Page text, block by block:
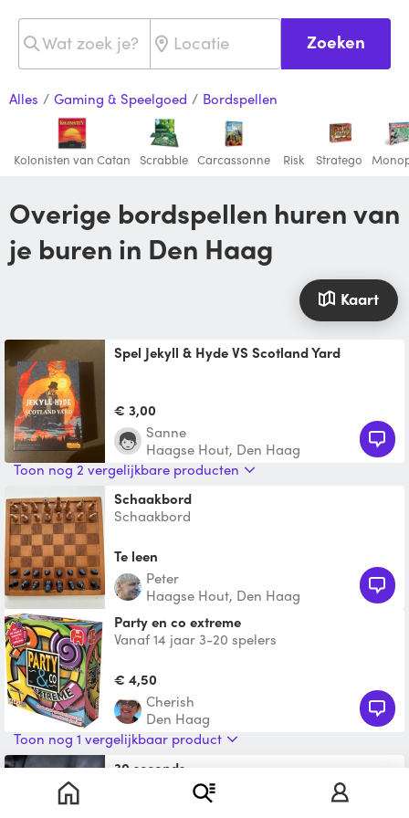
Zoeken
Alles / Gaming & Speelgoed / Bordspellen
Kolonisten van Catan Scrabble Carcassonne Risk Stratego
Overige bordspellen huren van
je buren in Den Haag
Kaart
Spel Jekyll & Hyde VS Scotland Yard
€ 3,00
Sanne
Haagse Hout, Den Haag
Toon nog 2 vergelijkbare producten
Schaakbord
Schaakbord
Te leen
Peter
Haagse Hout, Den Haag
Party en co extreme
Vanaf 14 jaar 3-20 spelers
€ 4,50
Cherish
Den Haag
Toon nog 1 vergelijkbaar product
30 seconds
The famous and fun board game "30